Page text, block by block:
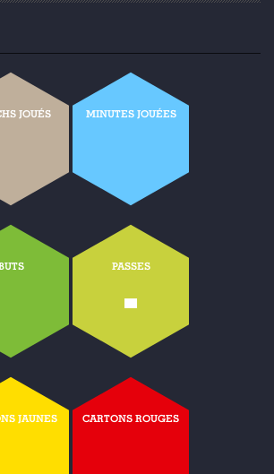
JOUÉS MINUTES JOUÉES
PASSES
-
JAUNES CARTONS ROUGES